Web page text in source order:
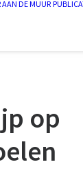
DE MUUR
op